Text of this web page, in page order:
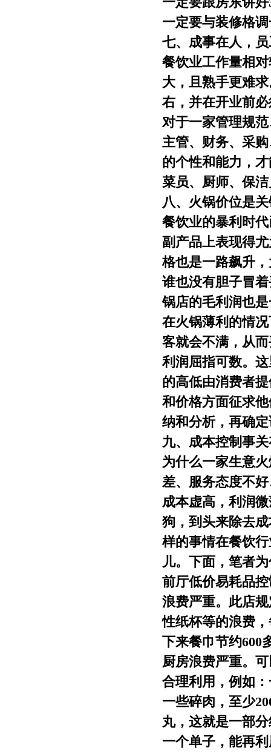
一定要与装修格
七、成事在人，
餐饮业工作量相
大，且熟手更难
右，并在开业前
对于一家管理规
主管、财务、采
的个性和能力，
菜员、厨师、保
八、火锅价位是
餐饮业的暴利时
副产品上表现得
格也是一路飙升
谁也没有胆子冒
锅店的毛利润也
在火锅薄利的情
客就会不满，从
利润屈指可数。
的高低由消费者
和价格方面征求
纳和分析，再确
九、成本控制事
为什么一家生意
差、服务态度不
成本虚高，利润
狗，到头来除去
样的事情在餐饮
儿。下面，笔者
前厅低价易耗品
浪费严重。此店
性纸杯等的浪费
下来餐巾节约600
厨房浪费严重。
合理利用，例如
一些碎肉，至少
丸，这就是一部
一个单子，能再